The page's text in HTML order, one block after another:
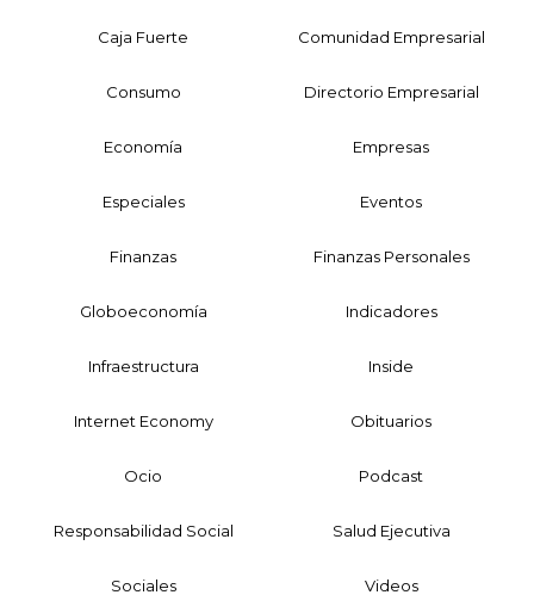
Caja Fuerte Comunidad Empresarial
Consumo Directorio Empresarial
Economía Empresas
Especiales Eventos
Finanzas Finanzas Personales
Globoeconomía Indicadores
Infraestructura Inside
Internet Economy Obituarios
Ocio Podcast
Responsabilidad Social Salud Ejecutiva
Sociales Videos